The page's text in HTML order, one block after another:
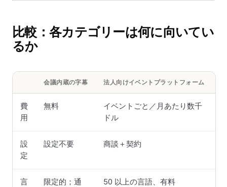
比較：各カテゴリーは何に向いてい
るか
会議内蔵の字幕 法人向けイベントプラットフォーム
費
用
無料
イベントごと／月あたり数千
ドル
設
定
設定不要 商談＋契約
言
限定的；通
50 以上の言語、有料